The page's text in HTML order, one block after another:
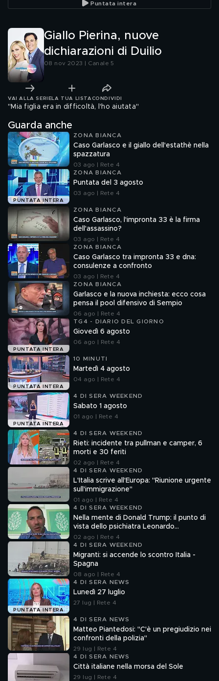
Puntata intera
Giallo Pierina, nuove
dichiarazioni di Duilio
08 nov 2023 | Canale 5
VAI ALLA SERIE LA TUA LISTA CONDIVIDI
"Mia figlia era in difficoltà, l'ho aiutata"
Guarda anche
ZONA BIANCA
Caso Garlasco e il giallo dell'estathè nella
spazzatura
03 ago | Rete 4
PUNTATA INTERA
ZONA BIANCA
Puntata del 3 agosto
03 ago | Rete 4
ZONA BIANCA
Caso Garlasco, l'impronta 33 è la firma
dell'assassino?
03 ago | Rete 4
ZONA BIANCA
Caso Garlasco tra impronta 33 e dna:
consulenze a confronto
03 ago | Rete 4
ZONA BIANCA
Garlasco e la nuova inchiesta: ecco cosa
pensa il pool difensivo di Sempio
06 ago | Rete 4
PUNTATA INTERA
TG4 - DIARIO DEL GIORNO
Giovedì 6 agosto
06 ago | Rete 4
PUNTATA INTERA
10 MINUTI
Martedì 4 agosto
04 ago | Rete 4
PUNTATA INTERA
4 DI SERA WEEKEND
Sabato 1 agosto
01 ago | Rete 4
4 DI SERA WEEKEND
Rieti: incidente tra pullman e camper, 6
morti e 30 feriti
02 ago | Rete 4
4 DI SERA WEEKEND
L'Italia scrive all'Europa: "Riunione urgente
sull'immigrazione"
01 ago | Rete 4
4 DI SERA WEEKEND
Nella mente di Donald Trump: il punto di
vista dello psichiatra Leonardo
Mendolicchio
02 ago | Rete 4
4 DI SERA WEEKEND
Migranti: si accende lo scontro Italia -
Spagna
08 ago | Rete 4
PUNTATA INTERA
4 DI SERA NEWS
Lunedì 27 luglio
27 lug | Rete 4
4 DI SERA NEWS
Matteo Piantedosi: "C'è un pregiudizio nei
confronti della polizia"
29 lug | Rete 4
4 DI SERA NEWS
Città italiane nella morsa del Sole
29 lug | Rete 4